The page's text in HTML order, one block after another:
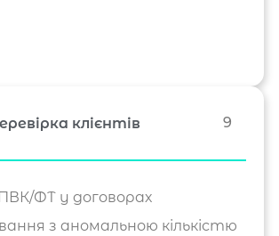
клієнтів 9
ФТ у договорах
з аномальною кількістю